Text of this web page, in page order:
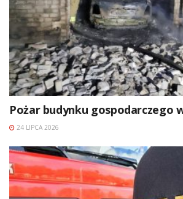
Pożar budynku gospodarczego
24 LIPCA 2026